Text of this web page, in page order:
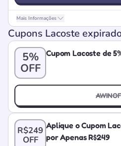
Mais Informações
Cupons Lacoste
5%
OFF
Cupom Lacoste de
R$249
OFF
Aplique o Cupom
por Apenas R$249